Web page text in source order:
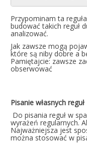
Przypominam ta
budować takich reguł
analizować.
Jak zawsze mogą
które są niby dobre a
Pamiętajcie: zawsze
obserwować
Pisanie własnych reguł
Do pisania reguł w
wyrażeń regularnych.
Najważniejsza jest
można stosować w